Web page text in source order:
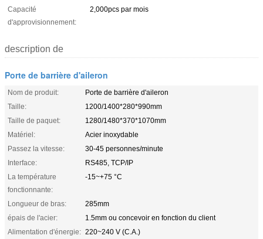
Capacité
d'approvisionnement:
2,000pcs par mois
description de
Porte de barrière d'aileron
Nom de produit:
Porte de barrière d'aileron
Taille:
1200/1400*280*990mm
Taille de paquet:
1280/1480*370*1070mm
Matériel:
Acier inoxydable
Passez la vitesse:
30-45 personnes/minute
Interface:
RS485, TCP/IP
La température
fonctionnante:
-15~+75 °C
Longueur de bras:
285mm
épais de l'acier:
1.5mm ou concevoir en fonction du client
Alimentation d'énergie: 220~240 V (C.A.)